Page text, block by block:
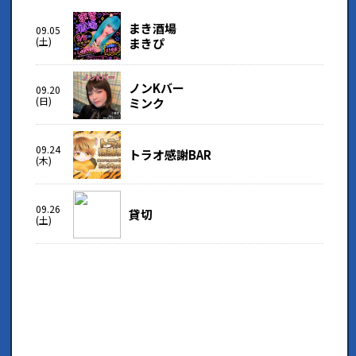
09.05
(土)
まき酒場
まきぴ
09.20
(日)
ノンKバー
ミンク
09.24
(木)
トラオ感謝BAR
09.26
(土)
貸切